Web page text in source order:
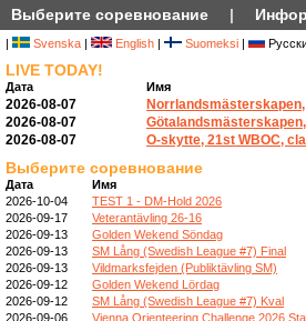
Выберите соревнование |
| Svenska | English | Suomeksi |
LIVE TODAY!
Дата Имя
2026-08-07
2026-08-07
2026-08-07
O-skytte, 21st WBOC,
Выберите соревнование
Дата
Имя
2026-10-04
TEST 1 - DM-Hold 2026
2026-09-17
Veterantävling 26-16
2026-09-13
Golden Wekend Söndag
2026-09-13
SM Lång (Swedish League #7) Final
2026-09-13
Vildmarksfejden (Publiktävling SM)
2026-09-12
Golden Wekend Lördag
2026-09-12
SM Lång (Swedish League #7) Kval
2026-09-06
Vienna Orienteering Challenge 2026